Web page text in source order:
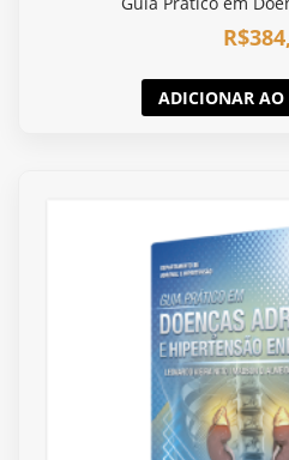
R$
ADICIONAR AO